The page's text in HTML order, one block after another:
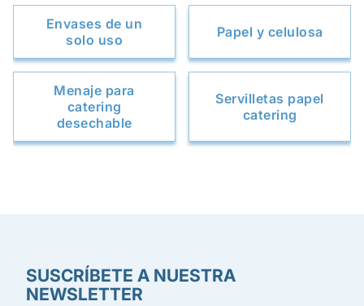
Envases de un
solo uso
Papel y celulosa
Menaje para
catering
desechable
Servilletas papel
catering
SUSCRÍBETE A NUESTRA
NEWSLETTER